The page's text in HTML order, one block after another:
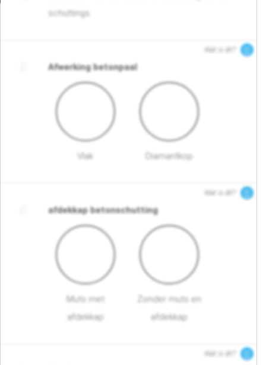
schuttings.
Wat is dit?
Afwerking betonpaal
Vlak Diamantkop
Wat is dit?
afdekkap betonschutting
Muts met
afdekkap
Zonder muts en
afdekkap
Wat is dit?